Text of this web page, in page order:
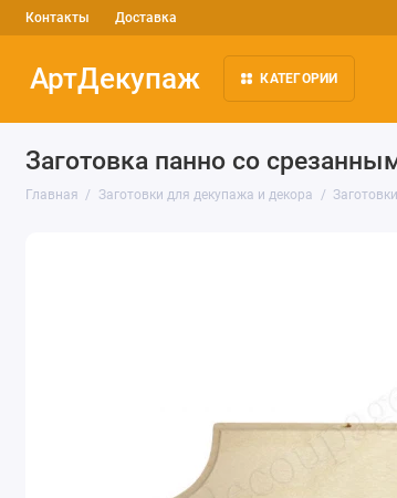
Контакты Доставка
АртДекупаж КАТЕГОРИИ
Заготовка панно со
Главная Заготовки для декупажа и декора